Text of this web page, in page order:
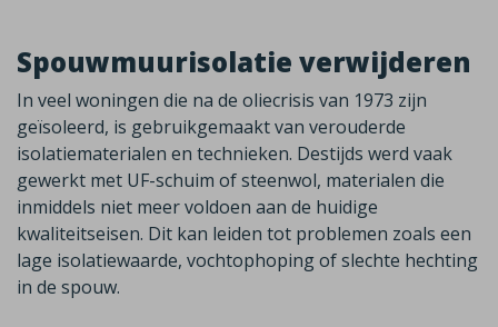
Spouwmuurisolatie verwijderen
In veel woningen die na de oliecrisis van 1973 zijn
geïsoleerd, is gebruikgemaakt van verouderde
isolatiematerialen en technieken. Destijds werd vaak
gewerkt met UF-schuim of steenwol, materialen die
inmiddels niet meer voldoen aan de huidige
kwaliteitseisen. Dit kan leiden tot problemen zoals een
lage isolatiewaarde, vochtophoping of slechte hechting
in de spouw.